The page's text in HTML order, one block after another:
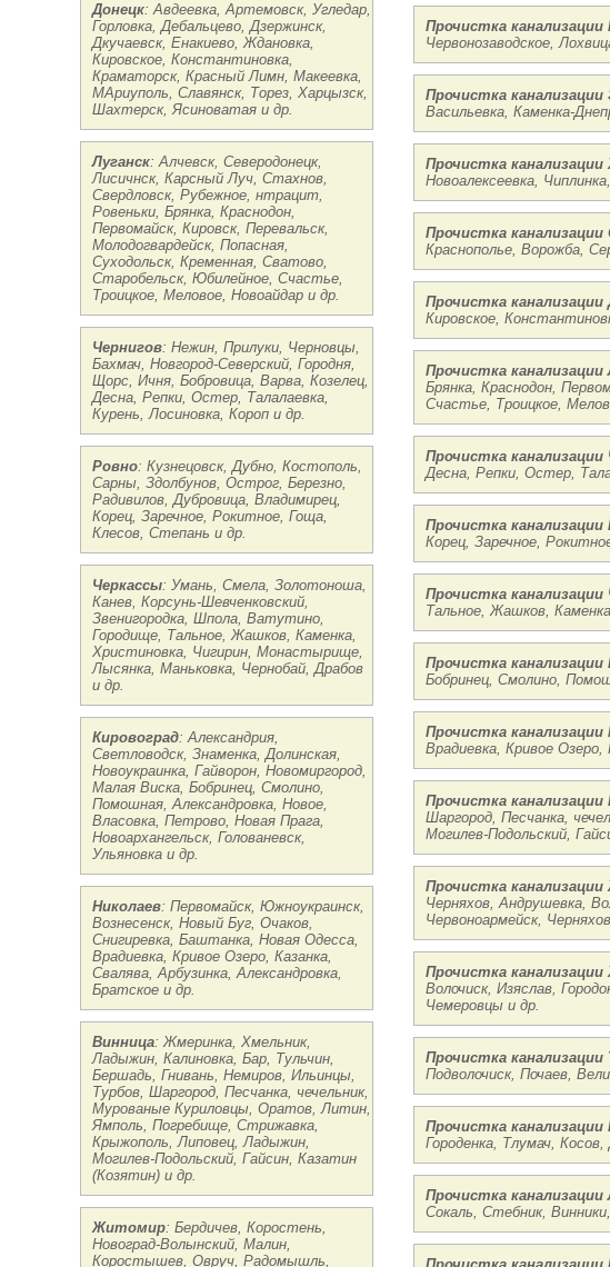
Донецк: Авдеевка, Артемовск, Угледар,
Горловка, Дебальцево, Дзержинск,
Дкучаевск, Енакиево, Ждановка,
Кировское, Константиновка,
Краматорск, Красный Лимн, Макеевка,
МАриуполь, Славянск, Торез, Харцызск,
Шахтерск, Ясиноватая и др.
Луганск: Алчевск, Северодонецк,
Лисичнск, Карсный Луч, Стахнов,
Свердловск, Рубежное, нтрацит,
Ровеньки, Брянка, Краснодон,
Первомайск, Кировск, Перевальск,
Молодогвардейск, Попасная,
Суходольск, Кременная, Сватово,
Старобельск, Юбилейное, Счастье,
Троицкое, Меловое, Новоайдар и др.
Чернигов: Нежин, Прилуки, Черновцы,
Бахмач, Новгород-Северский, Городня,
Щорс, Ичня, Бобровица, Варва, Козелец,
Десна, Репки, Остер, Талалаевка,
Курень, Лосиновка, Короп и др.
Ровно: Кузнецовск, Дубно, Костополь,
Сарны, Здолбунов, Острог, Березно,
Радивилов, Дубровица, Владимирец,
Корец, Заречное, Рокитное, Гоща,
Клесов, Степань и др.
Черкассы: Умань, Смела, Золотоноша,
Канев, Корсунь-Шевченковский,
Звенигородка, Шпола, Ватутино,
Городище, Тальное, Жашков, Каменка,
Христиновка, Чигирин, Монастырище,
Лысянка, Маньковка, Чернобай, Драбов
и др.
Кировоград: Александрия,
Светловодск, Знаменка, Долинская,
Новоукраинка, Гайворон, Новомиргород,
Малая Виска, Бобринец, Смолино,
Помошная, Александровка, Новое,
Власовка, Петрово, Новая Прага,
Новоархангельск, Голованевск,
Ульяновка и др.
Николаев: Первомайск, Южноукраинск,
Вознесенск, Новый Буг, Очаков,
Снигиревка, Баштанка, Новая Одесса,
Врадиевка, Кривое Озеро, Казанка,
Свалява, Арбузинка, Александровка,
Братское и др.
Винница: Жмеринка, Хмельник,
Ладыжин, Калиновка, Бар, Тульчин,
Бершадь, Гнивань, Немиров, Ильинцы,
Турбов, Шаргород, Песчанка, чечельник,
Мурованые Куриловцы, Оратов, Литин,
Ямполь, Погребище, Стрижавка,
Крыжополь, Липовец, Ладыжин,
Могилев-Подольский, Гайсин, Казатин
(Козятин) и др.
Житомир: Бердичев, Коростень,
Новоград-Волынский, Малин,
Коростышев, Овруч, Радомышль,
Прочистка
Червонозаводское,
Прочистка канализации
Васильевка, Каменка-
Прочистка канализации
Новоалексеевка,
Прочистка
Краснополье, Ворожба,
Прочистка канализации
Кировское,
Прочистка канализации
Брянка, Краснодон,
Счастье, Троицкое,
Прочистка канализации
Десна, Репки, Остер,
Прочистка канализации
Корец, Заречное,
Прочистка канализации
Тальное, Жашков,
Прочистка канализации
Бобринец, Смолино,
Прочистка канализации
Врадиевка, Кривое Озеро,
Прочистка канализации
Шаргород, Песчанка,
Могилев-Подольский,
Прочистка
Черняхов, Андрушевка,
Червоноармейск,
Прочистка
Волочиск, Изяслав,
Чемеровцы и др.
Прочистка канализации
Подволочиск, Почаев,
Прочистка канализации
Городенка, Тлумач,
Прочистка канализации
Сокаль, Стебник,